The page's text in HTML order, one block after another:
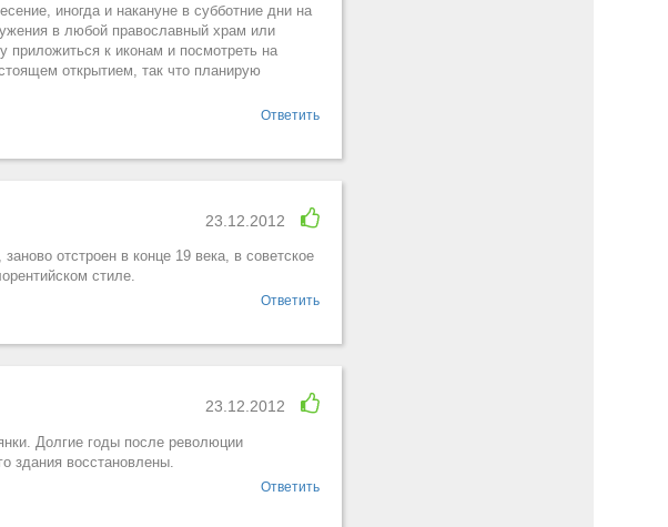
иногда и накануне в субботние дни на
в любой православный храм или
к иконам и посмотреть на
открытием, так что планирую
Ответить
23.12.2012
отстроен в конце 19 века, в советское
стиле.
Ответить
23.12.2012
Долгие годы после революции
здания восстановлены.
Ответить